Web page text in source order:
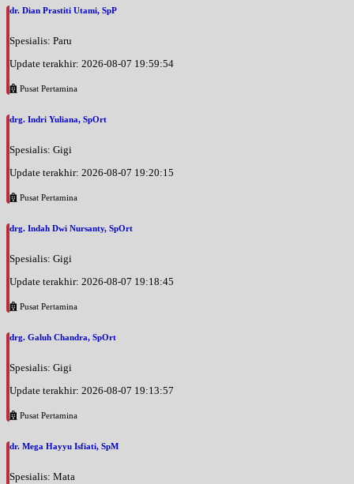
dr. Dian Prastiti Utami, SpP
Spesialis: Paru
Update terakhir: 2026-08-07 19:59:54
Pusat Pertamina
drg. Indri Yuliana, SpOrt
Spesialis: Gigi
Update terakhir: 2026-08-07 19:20:15
Pusat Pertamina
drg. Indah Dwi Nursanty, SpOrt
Spesialis: Gigi
Update terakhir: 2026-08-07 19:18:45
Pusat Pertamina
drg. Galuh Chandra, SpOrt
Spesialis: Gigi
Update terakhir: 2026-08-07 19:13:57
Pusat Pertamina
dr. Mega Hayyu Isfiati, SpM
Spesialis: Mata